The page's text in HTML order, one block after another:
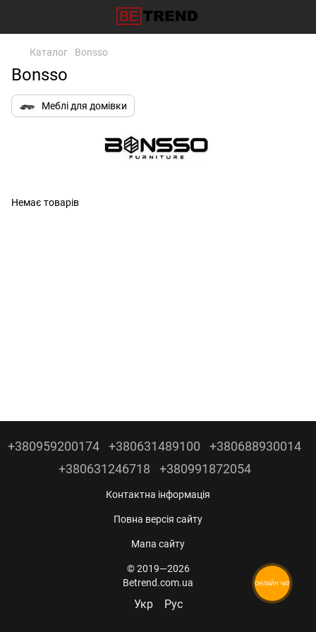
Каталог Bonsso
Bonsso
Меблі для домівки
Немає товарів
+380959200174 +380631489100
+380688930014
+380631246718
+380991872054
Контактна інформація
Повна версія сайту
Мапа сайту
© 2019—2026
Betrend.com.ua
Укр Рус
ОНЛАЙН ЧАТ